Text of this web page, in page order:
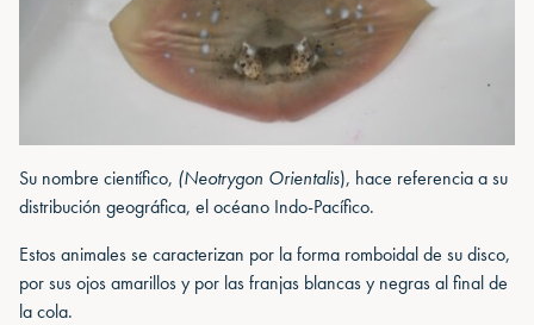
Su nombre científico, (Neotrygon Orientalis), hace referencia a su
distribución geográfica, el océano Indo-Pacífico.
Estos animales se caracterizan por la forma romboidal de su disco,
por sus ojos amarillos y por las franjas blancas y negras al final de
la cola.